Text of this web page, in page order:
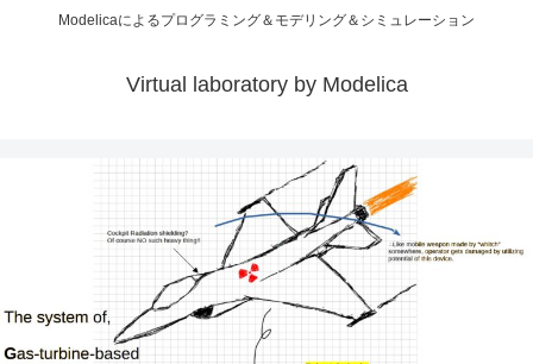
Modelicaによるプログラミング＆モデリング＆シミュレーション
Virtual laboratory by Modelica